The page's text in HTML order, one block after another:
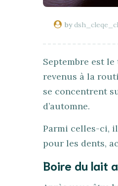
by
Septembre est le
revenus à la
se concentrent
d’automne.
Parmi celles-ci, il
pour les dents,
Boire du lait